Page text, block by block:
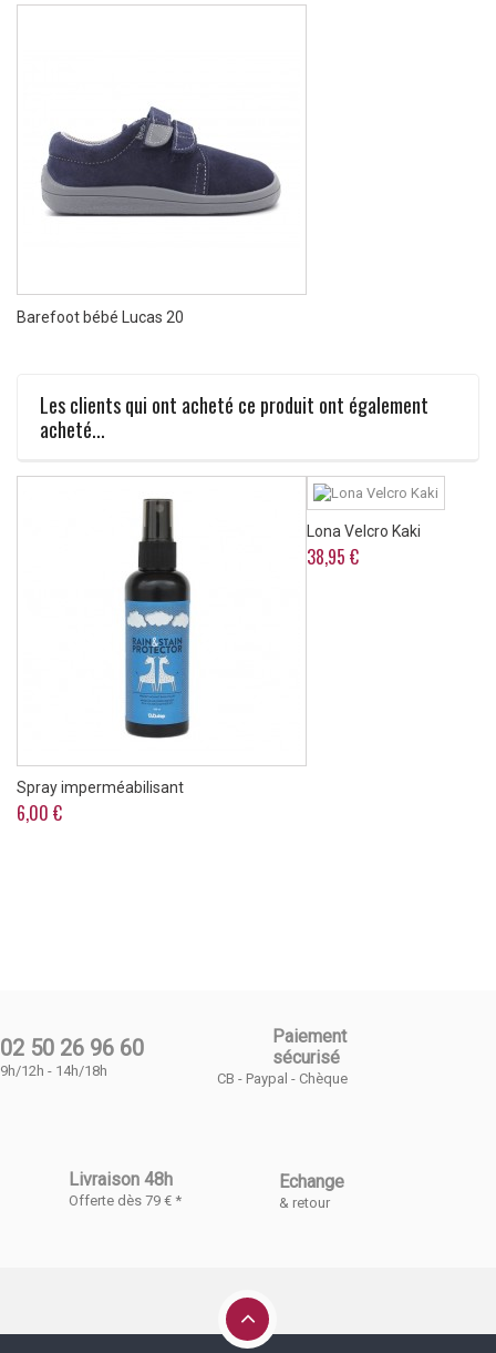
Barefoot bébé Lucas 20
Les clients qui ont acheté ce produit ont également
acheté...
Spray imperméabilisant
6,00 €
Lona Velcro Kaki
38,95 €
02 50 26 96 60
9h/12h - 14h/18h
Paiement
sécurisé
CB - Paypal - Chèque
Livraison 48h
Offerte dès 79 € *
Echange
& retour